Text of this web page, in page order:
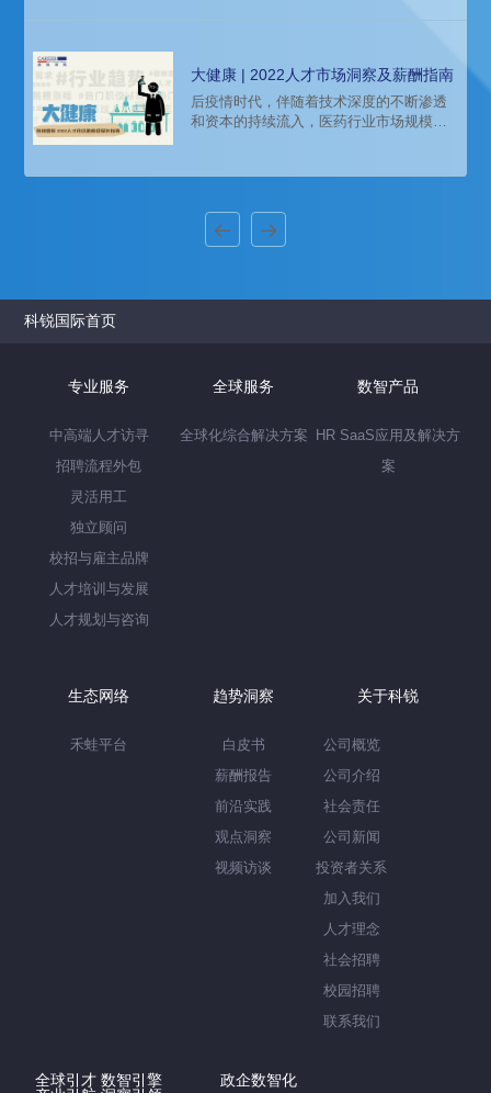
大健康 | 2022人才市场洞察及薪酬指南
后疫情时代，伴随着技术深度的不断渗透
和资本的持续流入，医药行业市场规模持
科锐国际首页
专业服务
中高端人才访寻
招聘流程外包
灵活用工
独立顾问
校招与雇主品牌
人才培训与发展
人才规划与咨询
全球服务
全球化综合解决方案
数智产品
HR SaaS应用及解决方
案
生态网络
禾蛙平台
趋势洞察
白皮书
薪酬报告
前沿实践
观点洞察
视频访谈
关于科锐
公司概览
公司介绍
社会责任
公司新闻
投资者关系
加入我们
人才理念
社会招聘
校园招聘
联系我们
全球引才 数智引擎
政企数智化